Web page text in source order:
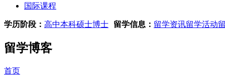
国际课程
学历阶段： 高中本科硕士博士 留学信息： 留学资讯留学活动
留学博客
首页